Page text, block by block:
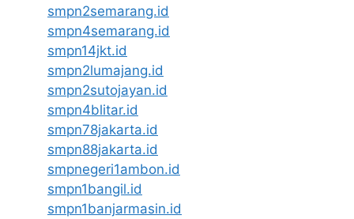
smpn2semarang.id
smpn4semarang.id
smpn14jkt.id
smpn2lumajang.id
smpn2sutojayan.id
smpn4blitar.id
smpn78jakarta.id
smpn88jakarta.id
smpnegeri1ambon.id
smpn1bangil.id
smpn1banjarmasin.id